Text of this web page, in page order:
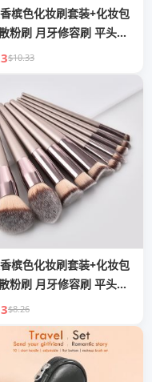
槟色化妆刷套装+化妆包
刷 月牙修容刷 平头刷
腮红刷 眉刷 眼影刷 晕染
睫毛刷 遮瑕刷 唇刷
$10.33
槟色化妆刷套装+化妆包
刷 月牙修容刷 平头刷
腮红刷 眉刷 眼影刷 晕染
$8.26